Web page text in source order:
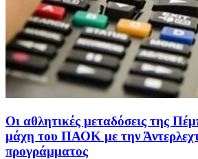
Οι αθλητικές μεταδόσεις της
μάχη του ΠΑΟΚ με την
προγράμματος